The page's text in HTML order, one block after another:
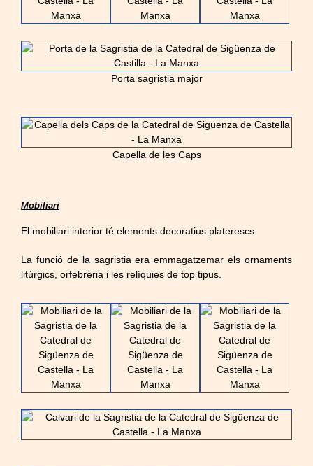
Porta sagristia major
Capella de les Caps
Mobiliari
El mobiliari interior té elements decoratius platerescs.
La funció de la sagristia era emmagatzemar els ornaments
litúrgics, orfebreria i les relíquies de top tipus.